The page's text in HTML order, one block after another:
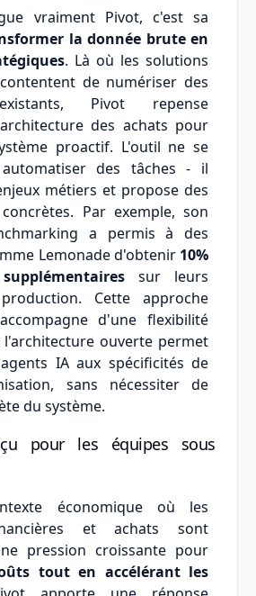
vraiment Pivot, c'est sa
la donnée brute en
. Là où les solutions
de numériser des
Pivot repense
des achats pour
proactif. L'outil ne se
des tâches - il
métiers et propose des
Par exemple, son
a permis à des
Lemonade d'obtenir 10%
sur leurs
Cette approche
d'une flexibilité
ouverte permet
IA aux spécificités de
sans nécessiter de
du système.
pour les équipes sous
économique où les
et achats sont
pression croissante pour
tout en accélérant les